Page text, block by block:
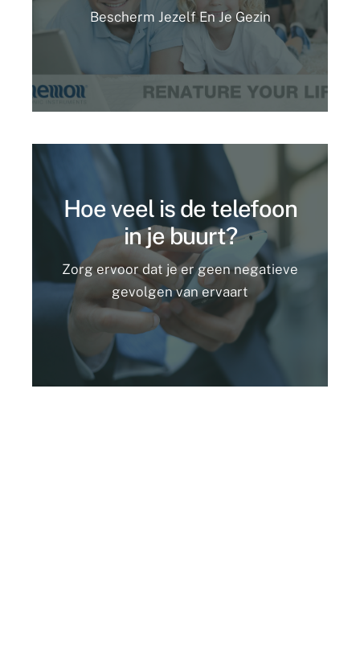
Bescherm Jezelf En Je Gezin
Hoe veel is de telefoon
in je buurt?
Zorg ervoor dat je er geen negatieve
gevolgen van ervaart